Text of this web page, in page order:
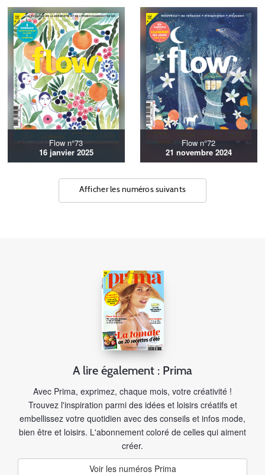
Flow n°73
16 janvier 2025
Flow n°72
21 novembre 2024
Afficher les numéros suivants
A lire également : Prima
Avec Prima, exprimez, chaque mois, votre créativité !
Trouvez l'inspiration parmi des idées et loisirs créatifs et
embellissez votre quotidien avec des conseils et infos mode,
bien être et loisirs. L'abonnement coloré de celles qui aiment
créer.
Voir les numéros Prima